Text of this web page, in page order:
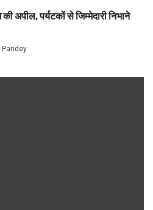
अपील, पर्यटकों से जिम्मेदारी निभाने